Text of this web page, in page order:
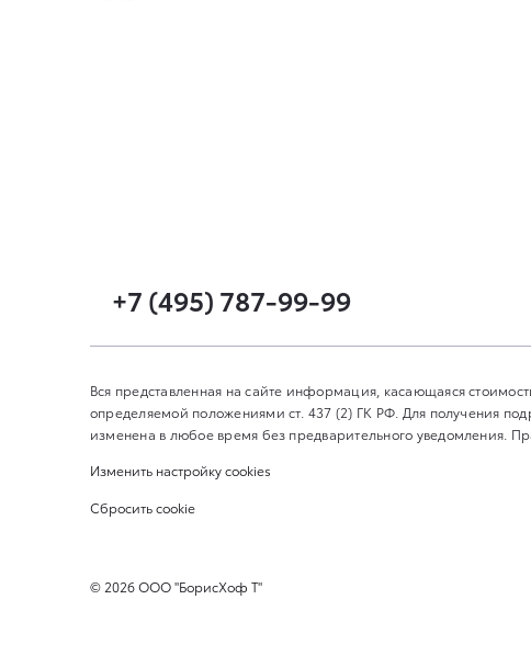
+7 (495) 787-99-99
Вся представленная на сайте информация, касающаяся
определяемой положениями ст. 437 (2) ГК РФ. Для получения
изменена в любое время без предварительного уведомления.
Изменить настройку cookies
Сбросить cookie
© 2026ООО "БорисХоф Т"